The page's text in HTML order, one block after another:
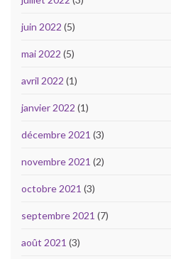
juin 2022 (5)
mai 2022 (5)
avril 2022 (1)
janvier 2022 (1)
décembre 2021 (3)
novembre 2021 (2)
octobre 2021 (3)
septembre 2021 (7)
août 2021 (3)